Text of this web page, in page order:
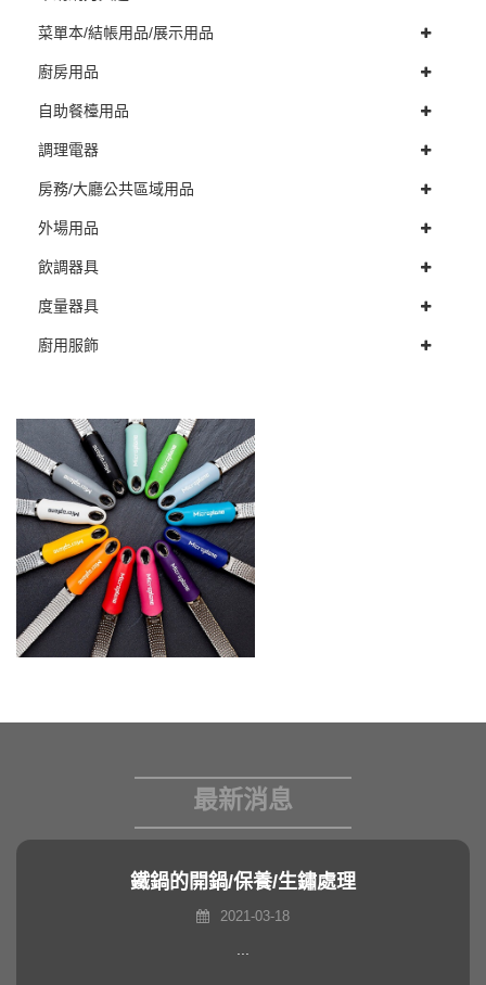
菜單本/結帳用品/展示用品
廚房用品
自助餐檯用品
調理電器
房務/大廳公共區域用品
外場用品
飲調器具
度量器具
廚用服飾
最新消息
鐵鍋的開鍋/保養/生鏽處理
2021-03-18